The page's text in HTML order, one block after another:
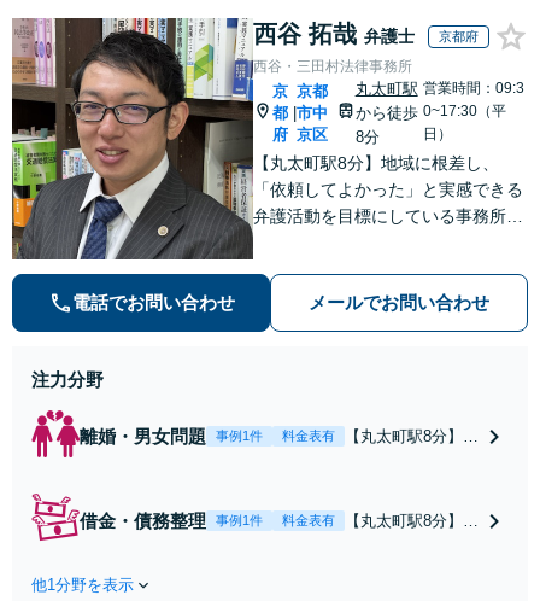
西谷 拓哉 弁護士 京都府
西谷・三田村法律事務所
京
都
府
京都
市中
京区
丸太町駅
から徒歩
8分
営業時間：09:3
0~17:30（平
日）
【丸太町駅8分】地域に根差し、
「依頼してよかった」と実感できる
弁護活動を目標にしている事務所で
実績あり【相続・遺言】相談者さま
に寄り添い、円滑な相続を目指しま
電話でお問い合わせ メールでお問い合わせ
注力分野
離婚・男女問題 事例1件 料金表有
【丸太町駅8分】調
く冷静な主張が重
借金・債務整理 事例1件 料金表有
【丸太町駅8分】
他1分野を表示